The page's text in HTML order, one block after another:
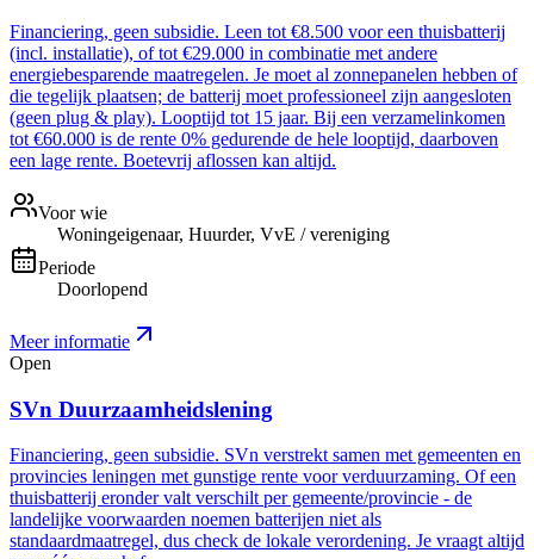
Financiering, geen subsidie. Leen tot €8.500 voor een thuisbatterij
(incl. installatie), of tot €29.000 in combinatie met andere
energiebesparende maatregelen. Je moet al zonnepanelen hebben of
die tegelijk plaatsen; de batterij moet professioneel zijn aangesloten
(geen plug & play). Looptijd tot 15 jaar. Bij een verzamelinkomen
tot €60.000 is de rente 0% gedurende de hele looptijd, daarboven
een lage rente. Boetevrij aflossen kan altijd.
Voor wie
Woningeigenaar, Huurder, VvE / vereniging
Periode
Doorlopend
Meer informatie
Open
SVn Duurzaamheidslening
Financiering, geen subsidie. SVn verstrekt samen met gemeenten en
provincies leningen met gunstige rente voor verduurzaming. Of een
thuisbatterij eronder valt verschilt per gemeente/provincie - de
landelijke voorwaarden noemen batterijen niet als
standaardmaatregel, dus check de lokale verordening. Je vraagt altijd